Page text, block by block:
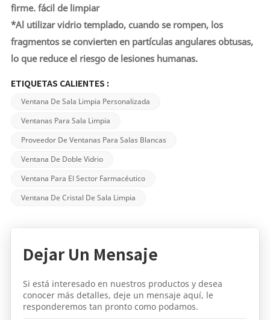
firme. fácil de limpiar
*Al utilizar vidrio templado, cuando se rompen, los
fragmentos se convierten en partículas angulares obtusas,
lo que reduce el riesgo de lesiones humanas.
ETIQUETAS CALIENTES :
Ventana De Sala Limpia Personalizada
Ventanas Para Sala Limpia
Proveedor De Ventanas Para Salas Blancas
Ventana De Doble Vidrio
Ventana Para El Sector Farmacéutico
Ventana De Cristal De Sala Limpia
Dejar Un Mensaje
Si está interesado en nuestros productos y desea
conocer más detalles, deje un mensaje aquí, le
responderemos tan pronto como podamos.